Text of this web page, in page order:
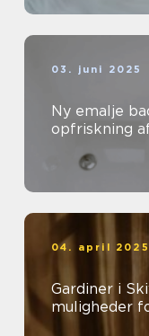
03. juni 2025
Ny emalje
opfriskning
04. april 2025
Gardiner i
muligheder